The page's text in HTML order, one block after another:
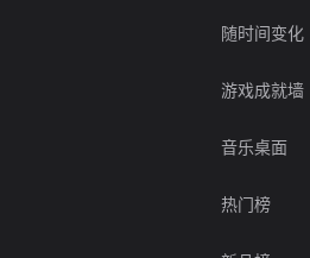
随时间变化
游戏成就墙
音乐桌面
热门榜